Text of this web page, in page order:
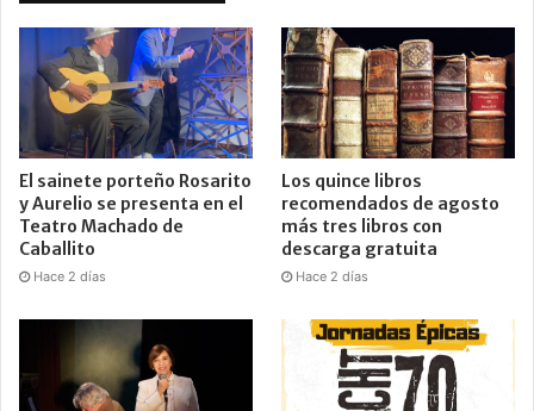
El sainete porteño Rosarito
y Aurelio se presenta en el
Teatro Machado de
Caballito
Hace 2 días
Los quince libros
recomendados de agosto
más tres libros con
descarga gratuita
Hace 2 días